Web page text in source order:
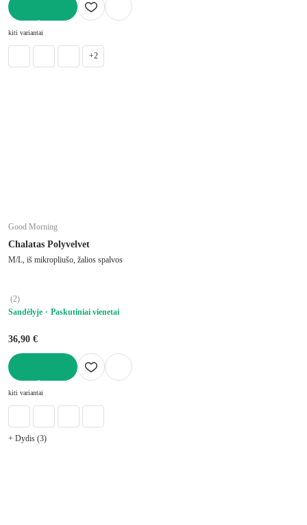
kiti variantai
+2
Good Morning
Chalatas Polyvelvet
M/L, iš mikropliušo, žalios spalvos
(2)
Sandėlyje
Paskutiniai vienetai
36,90 €
kiti variantai
+ Dydis (3)